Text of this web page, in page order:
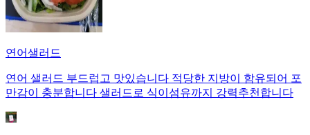
연어샐러드
연어 샐러드 부드럽고 맛있습니다 적당한 지방이 함유되어 포
만감이 충분합니다 샐러드로 식이섬유까지 강력추천합니다